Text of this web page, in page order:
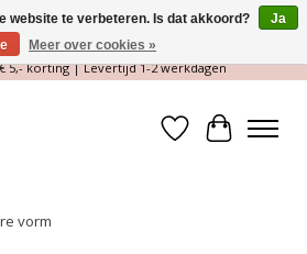
& Spirituele winkel | Gratis verzending >
5,- korting | Levertijd 1-2 werkdagen
Verlanglijst
vorm
website te verbeteren. Is dat akkoord?
Ja
Meer over cookies »